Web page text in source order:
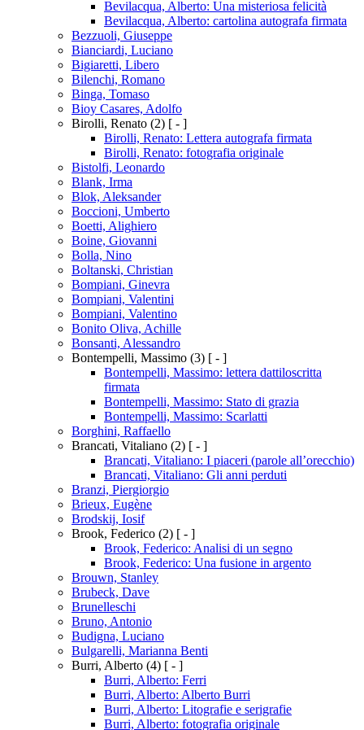
Bevilacqua, Alberto: Una misteriosa felicità
Bevilacqua, Alberto: cartolina autografa firmata
Bezzuoli, Giuseppe
Bianciardi, Luciano
Bigiaretti, Libero
Bilenchi, Romano
Binga, Tomaso
Bioy Casares, Adolfo
Birolli, Renato (2) [ - ]
Birolli, Renato: Lettera autografa firmata
Birolli, Renato: fotografia originale
Bistolfi, Leonardo
Blank, Irma
Blok, Aleksander
Boccioni, Umberto
Boetti, Alighiero
Boine, Giovanni
Bolla, Nino
Boltanski, Christian
Bompiani, Ginevra
Bompiani, Valentini
Bompiani, Valentino
Bonito Oliva, Achille
Bonsanti, Alessandro
Bontempelli, Massimo (3) [ - ]
Bontempelli, Massimo: lettera dattiloscritta
firmata
Bontempelli, Massimo: Stato di grazia
Bontempelli, Massimo: Scarlatti
Borghini, Raffaello
Brancati, Vitaliano (2) [ - ]
Brancati, Vitaliano: I piaceri (parole all’orecchio)
Brancati, Vitaliano: Gli anni perduti
Branzi, Piergiorgio
Brieux, Eugène
Brodskij, Iosif
Brook, Federico (2) [ - ]
Brook, Federico: Analisi di un segno
Brook, Federico: Una fusione in argento
Brouwn, Stanley
Brubeck, Dave
Brunelleschi
Bruno, Antonio
Budigna, Luciano
Bulgarelli, Marianna Benti
Burri, Alberto (4) [ - ]
Burri, Alberto: Ferri
Burri, Alberto: Alberto Burri
Burri, Alberto: Litografie e serigrafie
Burri, Alberto: fotografia originale